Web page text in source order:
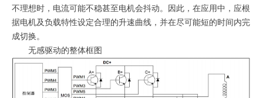
不理想时，电流可能不稳甚至电机会抖动。因此，在应用中，应根
据电机及负载特性设定合理的升速曲线，并在尽可能短的时间内完
成切换。
无感驱动的整体框图